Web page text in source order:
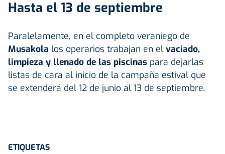
Hasta el 13 de septiembre
Paralelamente, en el completo veraniego de
Musakola los operarios trabajan en el vaciado,
limpieza y llenado de las piscinas para dejarlas
listas de cara al inicio de la campaña estival que
se extenderá del 12 de junio al 13 de septiembre.
ETIQUETAS